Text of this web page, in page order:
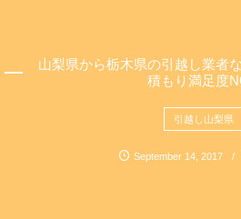
山梨県から栃木県の引越し業者
積もり満足度
引越し山梨県
September 14, 2017